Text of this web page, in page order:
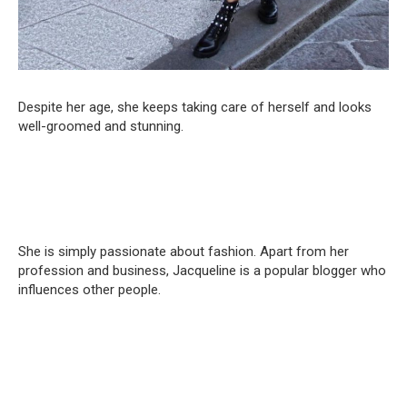
Despite her age, she keeps taking care of herself and looks
well-groomed and stunning.
She is simply passionate about fashion. Apart from her
profession and business, Jacqueline is a popular blogger who
influences other people.